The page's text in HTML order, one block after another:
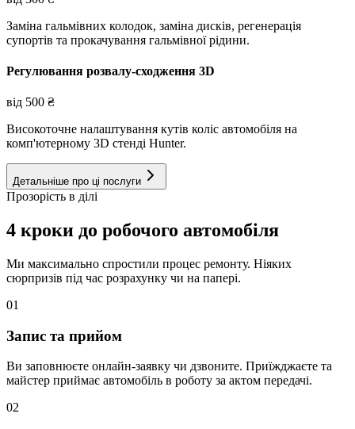
Заміна гальмівних колодок, заміна дисків, регенерація
супортів та прокачування гальмівної рідини.
Регулювання розвалу-сходження 3D
від 500 ₴
Високоточне налаштування кутів коліс автомобіля на
комп'ютерному 3D стенді Hunter.
Детальніше про ці послуги
Прозорість в ділі
4 кроки до робочого автомобіля
Ми максимально спростили процес ремонту. Ніяких
сюрпризів під час розрахунку чи на папері.
01
Запис та прийом
Ви заповнюєте онлайн-заявку чи дзвоните. Приїжджаєте та
майстер приймає автомобіль в роботу за актом передачі.
02